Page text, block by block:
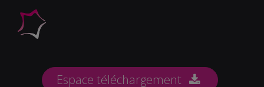
Espace téléchargement